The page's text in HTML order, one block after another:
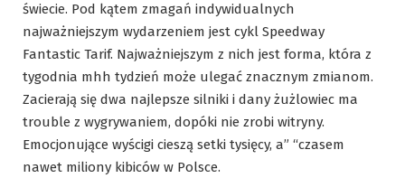
świecie. Pod kątem zmagań indywidualnych
najważniejszym wydarzeniem jest cykl Speedway
Fantastic Tarif. Najważniejszym z nich jest forma, która z
tygodnia mhh tydzień może ulegać znacznym zmianom.
Zacierają się dwa najlepsze silniki i dany żużlowiec ma
trouble z wygrywaniem, dopóki nie zrobi witryny.
Emocjonujące wyścigi cieszą setki tysięcy, a” “czasem
nawet miliony kibiców w Polsce.